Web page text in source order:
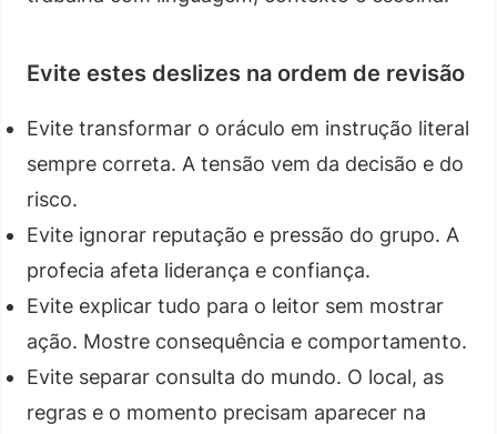
Evite estes deslizes na ordem de revisão
Evite transformar o oráculo em instrução literal
sempre correta. A tensão vem da decisão e do
risco.
Evite ignorar reputação e pressão do grupo. A
profecia afeta liderança e confiança.
Evite explicar tudo para o leitor sem mostrar
ação. Mostre consequência e comportamento.
Evite separar consulta do mundo. O local, as
regras e o momento precisam aparecer na